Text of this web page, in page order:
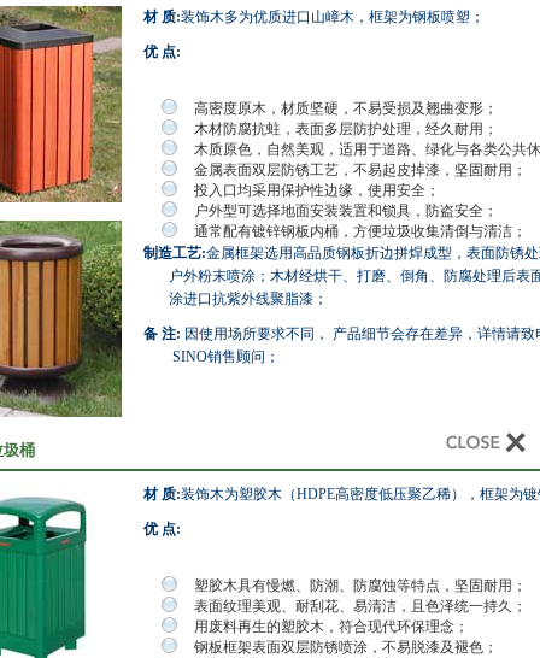
材 质:装饰木多为优质进口山嶂木，框架为钢板喷塑；
优 点:
高密度原木，材质坚硬，不易受损及翘曲变形；
木材防腐抗蛀，表面多层防护处理，经久耐用；
木质原色，自然美观，适用于道路、绿化与各类公共休
金属表面双层防锈工艺，不易起皮掉漆，坚固耐用；
投入口均采用保护性边缘，使用安全；
户外型可选择地面安装装置和锁具，防盗安全；
通常配有镀锌钢板内桶，方便垃圾收集清倒与清洁；
制造工艺:金属框架选用高品质钢板折边拼焊成型，表面防锈
户外粉末喷涂；木材经烘干、打磨、倒角、防腐处理后表
涂进口抗紫外线聚脂漆；
备 注: 因使用场所要求不同， 产品细节会存在差异，详情请致
SINO销售顾问；
圾桶
材 质:装饰木为塑胶木（HDPE高密度低压聚乙稀），框架为镀
优 点:
塑胶木具有慢燃、防潮、防腐蚀等特点，坚固耐用；
表面纹理美观、耐刮花、易清洁，且色泽统一持久；
用废料再生的塑胶木，符合现代环保理念；
钢板框架表面双层防锈喷涂，不易脱漆及褪色；